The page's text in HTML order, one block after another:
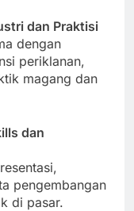
dan Praktisi
dengan
periklanan,
magang dan
dan
pengembangan
di pasar.